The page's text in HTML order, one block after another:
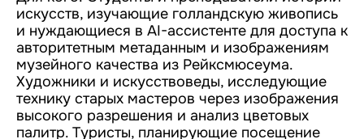
искусств, изучающие голландскую живопись
и нуждающиеся в AI-ассистенте для доступа к
авторитетным метаданным и изображениям
музейного качества из Рейксмюсеума.
Художники и искусствоведы, исследующие
технику старых мастеров через изображения
высокого разрешения и анализ цветовых
палитр. Туристы, планирующие посещение